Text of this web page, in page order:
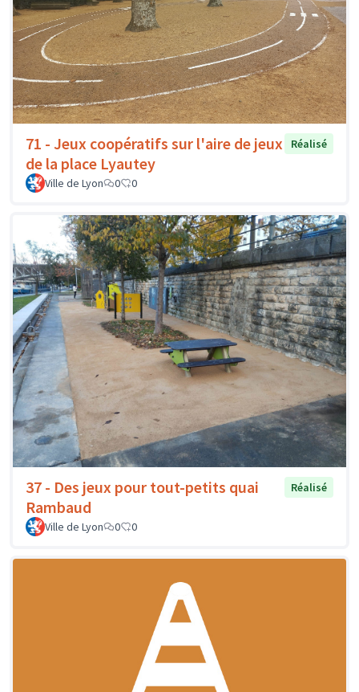
71 - Jeux coopératifs sur l'aire de jeux
de la place Lyautey
Réalisé
Ville de Lyon 0 0
37 - Des jeux pour tout-petits quai
Rambaud
Réalisé
Ville de Lyon 0 0